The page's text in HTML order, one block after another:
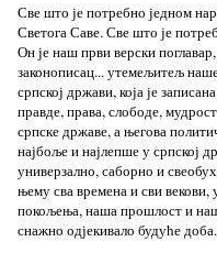
Све што је потребно једном
Светога Саве. Све што је
Он је наш први верски
законописац... утемељитељ
српској држави, која је
правде, права, слободе,
српске државе, а његова
најбоље и најлепше у српској
универзално, саборно и
њему сва времена и сви
покољења, наша прошлост и
снажно одјекивало будуће доба.